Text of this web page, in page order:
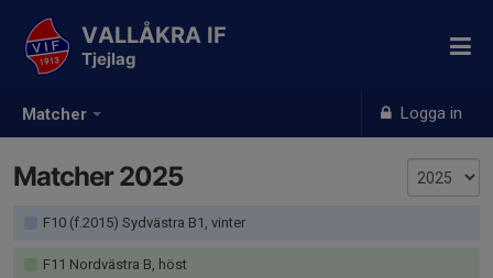
Matcher Logga in
VALLÅKRA IF
Tjejlag
Matcher 2025
F10 (f.2015) Sydvästra B1, vinter
F11 Nordvästra B, höst